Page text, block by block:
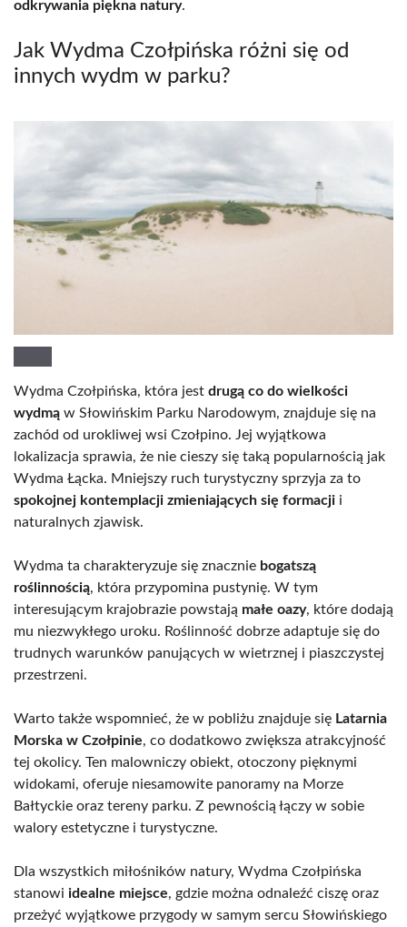
odkrywania piękna natury.
Jak Wydma Czołpińska różni się od
innych wydm w parku?
Wydma Czołpińska, która jest drugą co do wielkości
wydmą w Słowińskim Parku Narodowym, znajduje się na
zachód od urokliwej wsi Czołpino. Jej wyjątkowa
lokalizacja sprawia, że nie cieszy się taką popularnością jak
Wydma Łącka. Mniejszy ruch turystyczny sprzyja za to
spokojnej kontemplacji zmieniających się formacji i
naturalnych zjawisk.
Wydma ta charakteryzuje się znacznie bogatszą
roślinnością, która przypomina pustynię. W tym
interesującym krajobrazie powstają małe oazy, które dodają
mu niezwykłego uroku. Roślinność dobrze adaptuje się do
trudnych warunków panujących w wietrznej i piaszczystej
przestrzeni.
Warto także wspomnieć, że w pobliżu znajduje się Latarnia
Morska w Czołpinie, co dodatkowo zwiększa atrakcyjność
tej okolicy. Ten malowniczy obiekt, otoczony pięknymi
widokami, oferuje niesamowite panoramy na Morze
Bałtyckie oraz tereny parku. Z pewnością łączy w sobie
walory estetyczne i turystyczne.
Dla wszystkich miłośników natury, Wydma Czołpińska
stanowi idealne miejsce, gdzie można odnaleźć ciszę oraz
przeżyć wyjątkowe przygody w samym sercu Słowińskiego